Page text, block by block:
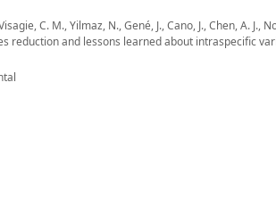
C. M., Yilmaz, N., Gené, J., Cano, J., Chen, A. J.,
reduction and lessons learned about intraspecific